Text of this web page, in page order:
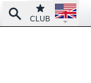
SearchClub
CLUB
Open